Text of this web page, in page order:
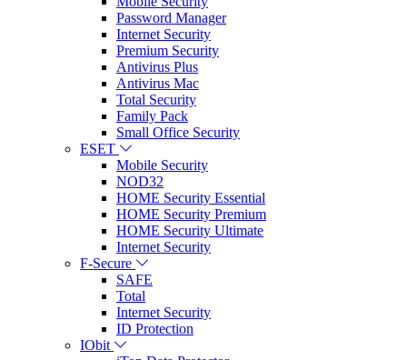
Password Manager
Internet Security
Premium Security
Antivirus Plus
Antivirus Mac
Total Security
Family Pack
Small Office Security
ESET
Mobile Security
NOD32
HOME Security Essential
HOME Security Premium
HOME Security Ultimate
Internet Security
F-Secure
SAFE
Total
Internet Security
ID Protection
IObit